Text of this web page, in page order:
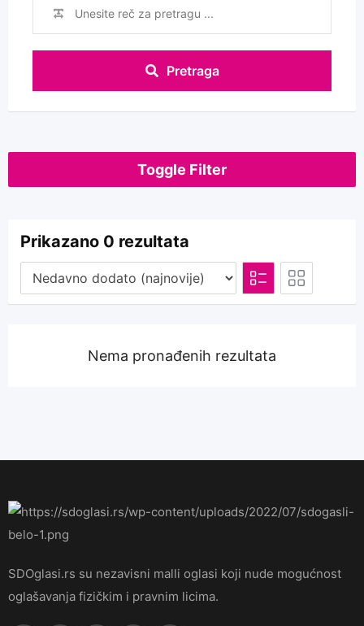
Pretraga
Toggle Filter
Prikazano 0 rezultata
Nema pronađenih rezultata
SDOglasi.rs su nezavisni malli oglasi koji nude mogućnost
oglašavanja fizičkim i pravnim licima.